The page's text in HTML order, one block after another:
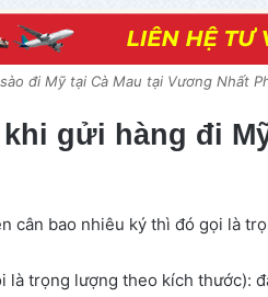
đi Mỹ tại Cà Mau tại Vương Nhất
gửi hàng đi
cân bao nhiêu ký thì đó gọi là
là trọng lượng theo kích thước):